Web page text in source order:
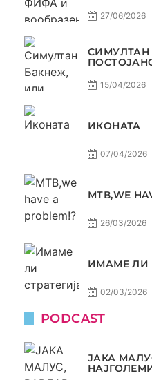
27/06/2026
15/04/2026
ИКОНАТА
07/04/2026
МТВ,WE
26/03/2026
ИМАМЕ ЛИ
02/03/2026
PODCAST
ЈАКА